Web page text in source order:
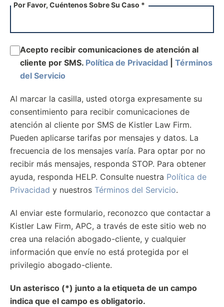
Por Favor, Cuéntenos Sobre Su Caso *
Acepto recibir comunicaciones de atención al
cliente por SMS. Política de Privacidad
Términos
del Servicio
Al marcar la casilla, usted otorga expresamente su
consentimiento para recibir comunicaciones de
atención al cliente por SMS de Kistler Law Firm.
Pueden aplicarse tarifas por mensajes y datos. La
frecuencia de los mensajes varía. Para optar por no
recibir más mensajes, responda STOP. Para obtener
ayuda, responda HELP. Consulte nuestra Política de
Privacidad y nuestros Términos del Servicio.
Al enviar este formulario, reconozco que contactar a
Kistler Law Firm, APC, a través de este sitio web no
crea una relación abogado-cliente, y cualquier
información que envíe no está protegida por el
privilegio abogado-cliente.
Un asterisco (*) junto a la etiqueta de un campo
indica que el campo es obligatorio.